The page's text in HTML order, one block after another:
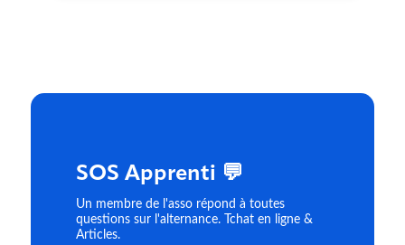
SOS Apprenti 💬
Un membre de l'asso répond à toutes
questions sur l'alternance. Tchat en ligne &
Articles.